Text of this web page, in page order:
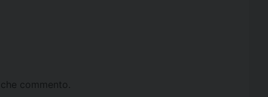
commento.